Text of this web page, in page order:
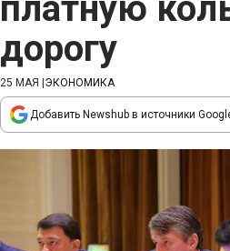
платную
дорогу
25 МАЯ ЭКОНОМИКА
Добавить Newshub в источники